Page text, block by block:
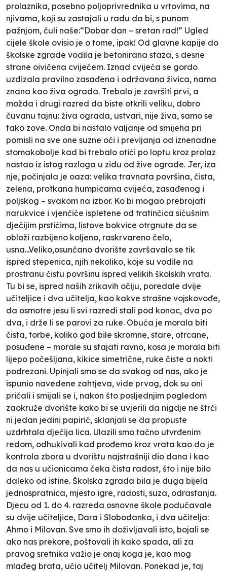
prolaznika, posebno poljoprivrednika u vrtovima, na
njivama, koji su zastajali u radu da bi, s punom
pažnjom, čuli naše:“Dobar dan – sretan rad!“ Ugled
cijele škole ovisio je o tome, ipak! Od glavne kapije do
školske zgrade vodila je betonirana staza, s desne
strane oivičena cvijećem. Iznad cvijeća se gordo
uzdizala pravilno zasađena i održavana živica, nama
znana kao živa ograda. Trebalo je završiti prvi, a
možda i drugi razred da biste otkrili veliku, dobro
čuvanu tajnu: živa ograda, ustvari, nije živa, samo se
tako zove. Onda bi nastalo valjanje od smijeha pri
pomisli na sve one suzne oči i previjanja od iznenadne
stomakobolje kad bi trebalo otići po loptu kroz prolaz
nastao iz istog razloga u zidu od žive ograde. Jer, iza
nje, počinjala je oaza: velika travnata površina, čista,
zelena, protkana humpicama cvijeća, zasađenog i
poljskog – svakom na izbor. Ko bi mogao prebrojati
narukvice i vjenčiće ispletene od tratinčica sićušnim
dječijim prstićima, listove bokvice otrgnute da se
obloži razbijeno koljeno, raskrvareno čelo,
usna...Veliko,osunčano dvorište završavalo se tik
ispred stepenica, njih nekoliko, koje su vodile na
prostranu čistu površinu ispred velikih školskih vrata.
Tu bi se, ispred naših zrikavih očiju, poredale dvije
učiteljice i dva učitelja, kao kakve strašne vojskovođe,
da osmotre jesu li svi razredi stali pod konac, dva po
dva, i drže li se parovi za ruke. Obuća je morala biti
čista, torbe, koliko god bile skromne, stare, otrcane,
posuđene – morale su stajati ravno, kosa je morala biti
lijepo počešljana, kikice simetrične, ruke čiste a nokti
podrezani. Upinjali smo se da svakog od nas, ako je
ispunio navedene zahtjeva, vide prvog, dok su oni
pričali i smijali se i, nakon što posljednjim pogledom
zaokruže dvorište kako bi se uvjerili da nigdje ne štrči
ni jedan jedini papirić, sklanjali se da propuste
uzdrhtala dječija lica. Ulazili smo tačno utvrđenim
redom, odhukivali kad prođemo kroz vrata kao da je
kontrola zbora u dvorištu najstrašniji dio dana i kao
da nas u učionicama čeka čista radost, što i nije bilo
daleko od istine. Školska zgrada bila je duga bijela
jednospratnica, mjesto igre, radosti, suza, odrastanja.
Djecu od 1. do 4. razreda osnovne škole podučavale
su dvije učiteljice, Dara i Slobodanka, i dva učitelja:
Ahmo i Milovan. Sve smo ih doživljavali isto, bojali se
ako nas prekore, poštovali ih kako spada, ali za
pravog sretnika važio je onaj koga je, kao mog
mlađeg brata, učio učitelj Milovan. Ponekad je, taj